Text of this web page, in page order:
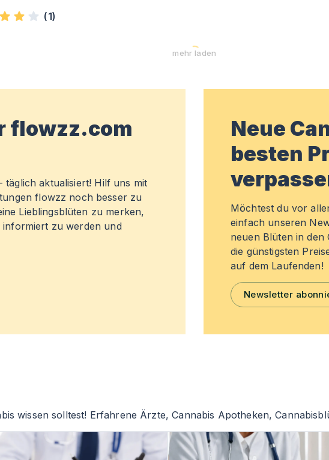
(1)
mehr laden
flowzz.com
täglich aktualisiert! Hilf uns mit
flowzz noch besser zu
Lieblingsblüten zu merken,
zu werden und
Neue
besten
Möchtest du vor
einfach unseren
neuen Blüten in den
die günstigsten
auf dem Laufenden!
Newsletter
wissen solltest! Erfahrene Ärzte, Cannabis Apotheken,